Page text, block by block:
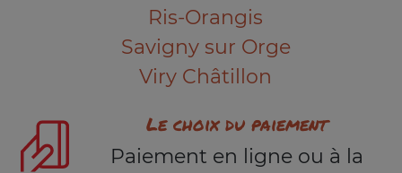
Ris-Orangis
Savigny sur Orge
Viry Châtillon
Le choix du paiement
Paiement en ligne ou à la